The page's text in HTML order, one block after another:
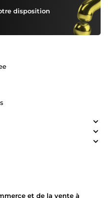
disposition
et de la vente à